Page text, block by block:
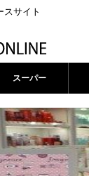
スサイト
スーパー